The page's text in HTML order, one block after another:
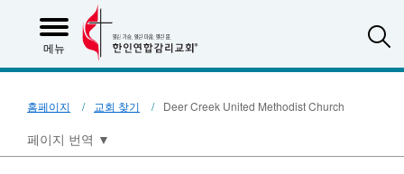
메뉴
홈페이지 교회 찾기 Deer Creek United Methodist Church
페이지 번역 ▼